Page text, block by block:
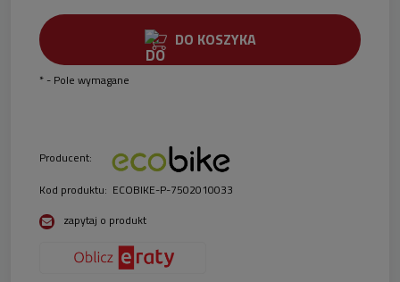
DO KOSZYKA
* - Pole wymagane
Producent:
Kod produktu: ECOBIKE-P-7502010033
zapytaj o produkt